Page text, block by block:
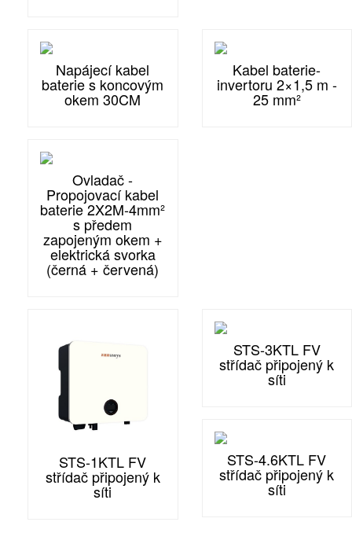
Napájecí kabel
baterie s koncovým
okem 30CM
Kabel baterie-
invertoru 2×1,5 m -
25 mm²
Ovladač -
Propojovací kabel
baterie 2X2M-4mm²
s předem
zapojeným okem +
elektrická svorka
(černá + červená)
STS-1KTL FV
střídač připojený k
síti
STS-3KTL FV
střídač připojený k
síti
STS-4.6KTL FV
střídač připojený k
síti